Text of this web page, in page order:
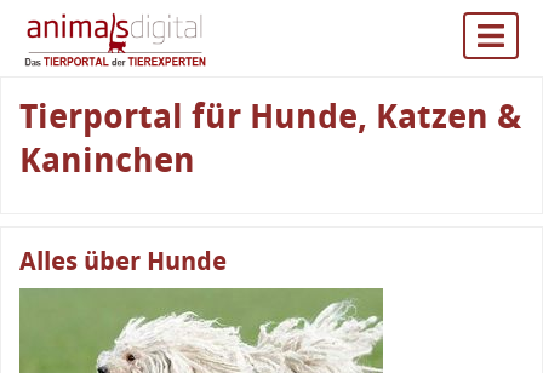
Tierportal für Hunde, Katzen &
Kaninchen
Alles über Hunde